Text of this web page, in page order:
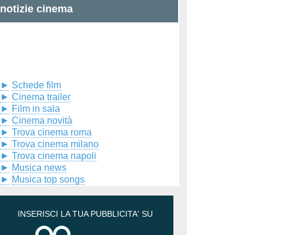
notizie cinema
► Schede film
► Cinema trailer
► Film in sala
► Cinema novità
► Trova cinema roma
► Trova cinema milano
► Trova cinema napoli
► Musica news
► Musica top songs
INSERISCI LA TUA PUBBLICITA' SU